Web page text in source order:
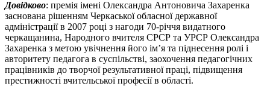
Довідково: премія імені Олександра Антоновича Захаренка
заснована рішенням Черкаської обласної державної
адміністрації в 2007 році з нагоди 70-річчя видатного
черкащанина, Народного вчителя СРСР та УРСР Олександра
Захаренка з метою увічнення його ім’я та піднесення ролі і
авторитету педагога в суспільстві, заохочення педагогічних
працівників до творчої результативної праці, підвищення
престижності вчительської професії в області.